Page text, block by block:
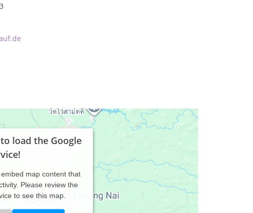
load the Google
map content that
Please review the
to see this map.